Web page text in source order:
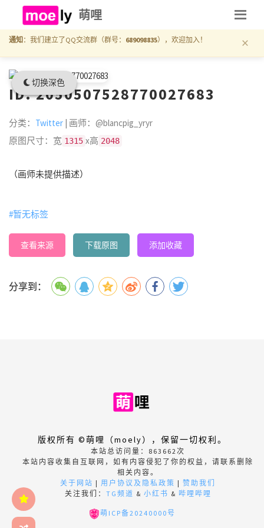
切换深色
萌哩
通知 ：我们建立了QQ交流群（群号： 689098835），欢迎加入！ ×
ID: 2050507528770027683
分类： Twitter | 画师：@blancpig_yryr
原图尺寸：宽 1315 x高 2048
（画师未提供描述）
#暂无标签
查看来源 下载原图 添加收藏
分享到：
版权所有 ©萌哩（moely），保留一切权利。
本站总访问量： 863662次
本站内容收集自互联网，如有内容侵犯了你的权益，请联系删除
相关内容。
关于网站 | 用户协议及隐私政策 | 赞助我们
关注我们： TG频道 & 小红书 & 哔哩哔哩
萌ICP备20240000号